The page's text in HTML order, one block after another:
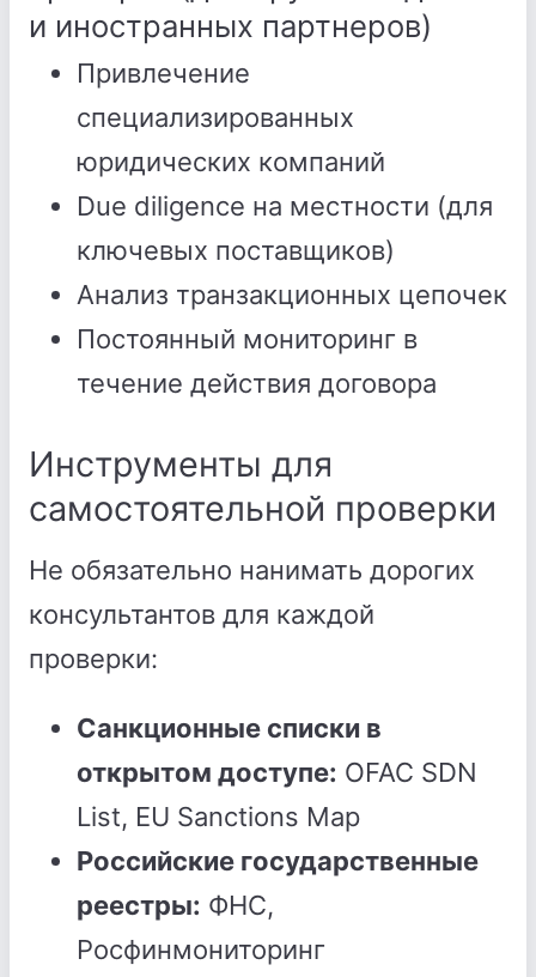
и иностранных партнеров)
Привлечение
специализированных
юридических компаний
Due diligence на местности (для
ключевых поставщиков)
Анализ транзакционных цепочек
Постоянный мониторинг в
течение действия договора
Инструменты для
самостоятельной проверки
Не обязательно нанимать дорогих
консультантов для каждой
проверки:
Санкционные списки в
открытом доступе: OFAC SDN
List, EU Sanctions Map
Российские государственные
реестры: ФНС,
Росфинмониторинг